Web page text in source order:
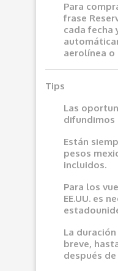
Para
frase
cada fecha
aerolínea o
Tips
Las
difundimos
Están
pesos
incluidos.
Para los
EE.UU. es
La
breve,
después